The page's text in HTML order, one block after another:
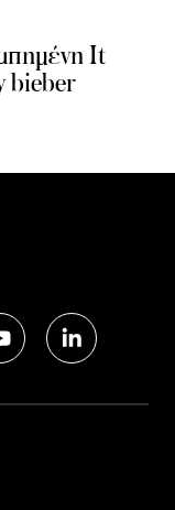
It
bieber